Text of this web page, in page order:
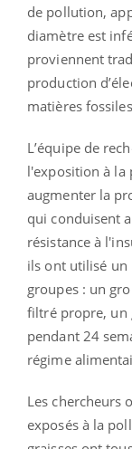
de pollution,
diamètre est
proviennent
production
matières
L’équipe de
l'exposition à
augmenter la
qui conduisent
résistance à
ils ont utilisé
groupes : un
filtré propre, un
pendant 24
régime
Les chercheurs
exposés à la